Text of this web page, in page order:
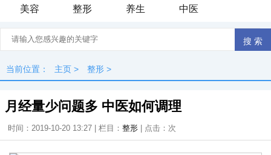
美容
整形 养生 中医
当前位置： 主页 > 整形 >
月经量少问题多 中医如何调理
时间：2019-10-20 13:27 | 栏目： 整形 | 点击： 次